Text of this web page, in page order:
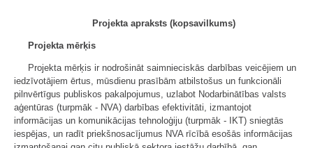
Projekta apraksts (kopsavilkums)
Projekta mērķis
Projekta mērķis ir nodrošināt saimnieciskās darbības veicējiem un
iedzīvotājiem ērtus, mūsdienu prasībām atbilstošus un funkcionāli
pilnvērtīgus publiskos pakalpojumus, uzlabot Nodarbinātības valsts
aģentūras (turpmāk - NVA) darbības efektivitāti, izmantojot
informācijas un komunikācijas tehnoloģiju (turpmāk - IKT) sniegtās
iespējas, un radīt priekšnosacījumus NVA rīcībā esošās informācijas